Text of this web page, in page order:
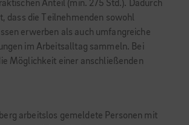
Anteil (min. 275 Std.). Dadurch
dass die Teilnehmenden sowohl
erwerben als auch umfangreiche
im Arbeitsalltag sammeln. Bei
Möglichkeit einer anschließenden
arbeitslos gemeldete Personen mit